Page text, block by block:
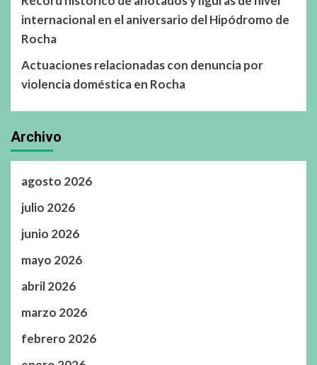
internacional en el aniversario del Hipódromo de
Rocha
Actuaciones relacionadas con denuncia por
violencia doméstica en Rocha
Archivo
agosto 2026
julio 2026
junio 2026
mayo 2026
abril 2026
marzo 2026
febrero 2026